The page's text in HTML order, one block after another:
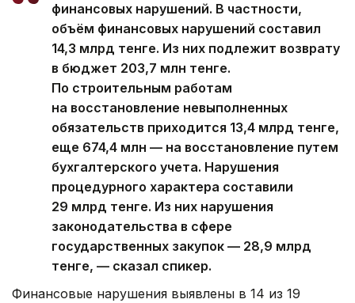
финансовых нарушений. В частности,
объём финансовых нарушений составил
14,3 млрд тенге. Из них подлежит возврату
в бюджет 203,7 млн тенге.
По строительным работам
на восстановление невыполненных
обязательств приходится 13,4 млрд тенге,
еще 674,4 млн — на восстановление путем
бухгалтерского учета. Нарушения
процедурного характера составили
29 млрд тенге. Из них нарушения
законодательства в сфере
государственных закупок — 28,9 млрд
тенге, — сказал спикер.
Финансовые нарушения выявлены в 14 из 19